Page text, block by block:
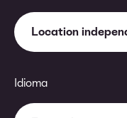
Location
Idioma